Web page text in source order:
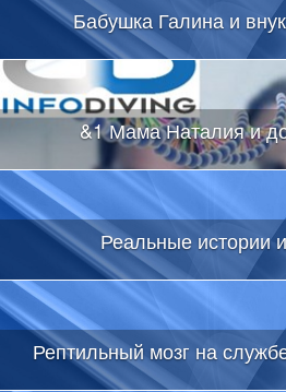
Бабушка Галина и
&1 Мама Наталия и
Реальные истории
Рептильный мозг на